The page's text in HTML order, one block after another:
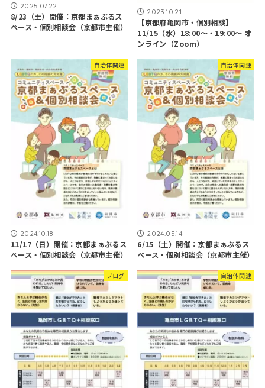
2025.07.22
8/23（土）開催：京都まぁぶるス
ペース・個別相談会（京都市主催）
2023.10.21
【京都府亀岡市・個別相談】
11/15（水）18:00～・19:00～ オ
ンライン（Zoom）
自治体関連
2024.10.18
11/17（日）開催：京都まぁぶるス
ペース・個別相談会（京都市主催）
自治体関連
2024.05.14
6/15（土）開催：京都まぁぶるス
ペース・個別相談会（京都市主催）
ブログ 自治体関連